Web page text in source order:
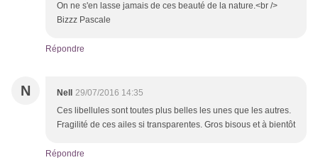
On ne s'en lasse jamais de ces beauté de la nature.<br />
Bizzz Pascale
Répondre
N Nell
29/07/2016 14:35
Ces libellules sont toutes plus belles les unes que les autres.
Fragilité de ces ailes si transparentes. Gros bisous et à bientôt
Répondre